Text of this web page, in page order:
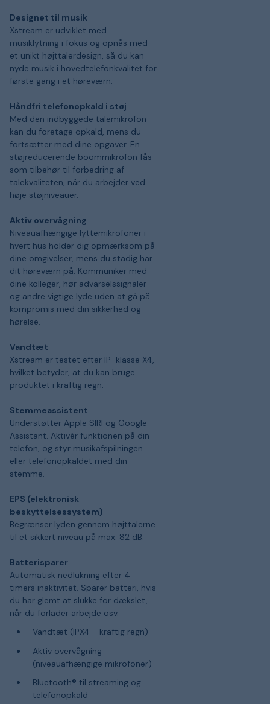
Designet til musik
Xstream er udviklet med
musiklytning i fokus og opnås med
et unikt højttalerdesign, så du kan
nyde musik i hovedtelefonkvalitet for
første gang i et høreværn.
Håndfri telefonopkald i støj
Med den indbyggede talemikrofon
kan du foretage opkald, mens du
fortsætter med dine opgaver. En
støjreducerende boommikrofon fås
som tilbehør til forbedring af
talekvaliteten, når du arbejder ved
høje støjniveauer.
Aktiv overvågning
Niveauafhængige lyttemikrofoner i
hvert hus holder dig opmærksom på
dine omgivelser, mens du stadig har
dit høreværn på. Kommuniker med
dine kolleger, hør advarselssignaler
og andre vigtige lyde uden at gå på
kompromis med din sikkerhed og
hørelse.
Vandtæt
Xstream er testet efter IP-klasse X4,
hvilket betyder, at du kan bruge
produktet i kraftig regn.
Stemmeassistent
Understøtter Apple SIRI og Google
Assistant. Aktivér funktionen på din
telefon, og styr musikafspilningen
eller telefonopkaldet med din
stemme.
EPS (elektronisk
beskyttelsessystem)
Begrænser lyden gennem højttalerne
til et sikkert niveau på max. 82 dB.
Batterisparer
Automatisk nedlukning efter 4
timers inaktivitet. Sparer batteri, hvis
du har glemt at slukke for dækslet,
når du forlader arbejde osv.
Vandtæt (IPX4 - kraftig regn)
Aktiv overvågning
(niveauafhængige mikrofoner)
Bluetooth® til streaming og
telefonopkald